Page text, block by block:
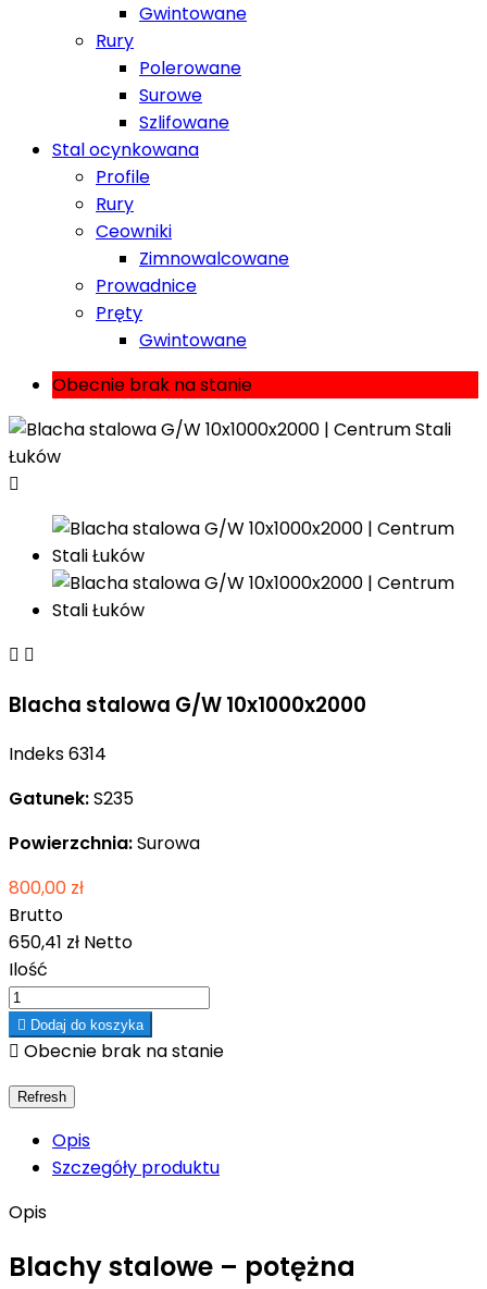
Gwintowane
Rury
Polerowane
Surowe
Szlifowane
Stal ocynkowana
Profile
Rury
Ceowniki
Zimnowalcowane
Prowadnice
Pręty
Gwintowane
Obecnie brak na stanie

 
Blacha stalowa G/W 10x1000x2000
Indeks6314
Gatunek:S235
Powierzchnia:Surowa
800,00 zł
Brutto
650,41 zł Netto
Ilość
 Dodaj do koszyka
 Obecnie brak na stanie
Opis
Szczegóły produktu
Opis
Blachy stalowe – potężna